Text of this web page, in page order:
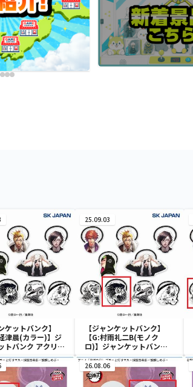
ケットバンク】
津晨(カラー)】ジ
トバンク アクリル
25.09.03
【ジャンケットバンク】
【G:村雨礼二B(モノク
ロ)】ジャンケットバンク
アクリルヘアゴム
26.08.06